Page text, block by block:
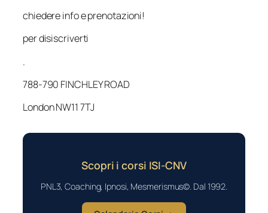
chiedere info e prenotazioni!
per disiscriverti
.
788-790 FINCHLEY ROAD
London NW11 7TJ
Scopri i corsi ISI-CNV
PNL3, Coaching, Ipnosi, Mesmerismus©. Dal 1992.